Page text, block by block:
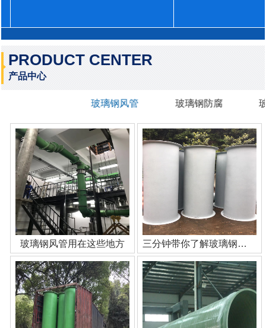
PRODUCT CENTER
产品中心
玻璃钢风管 玻璃钢防腐
玻璃钢风管用在这些地方 三分钟带你了解玻璃钢管道